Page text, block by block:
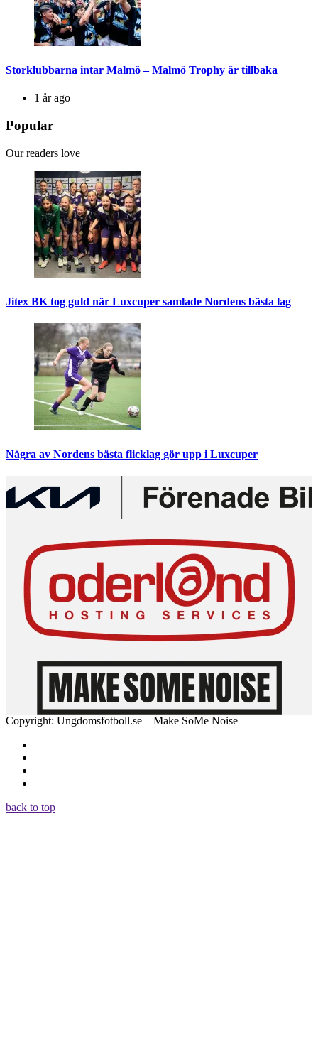
Storklubbarna intar Malmö – Malmö Trophy är tillbaka
1 år ago
Popular
Our readers love
Jitex BK tog guld när Luxcuper samlade Nordens bästa lag
Några av Nordens bästa flicklag gör upp i Luxcuper
Copyright: Ungdomsfotboll.se – Make SoMe Noise
back to top